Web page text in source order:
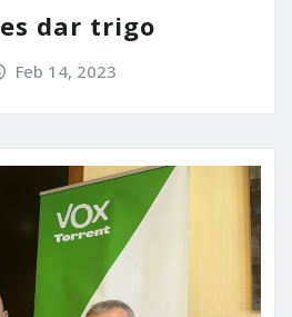
dar trigo
Feb 14, 2023